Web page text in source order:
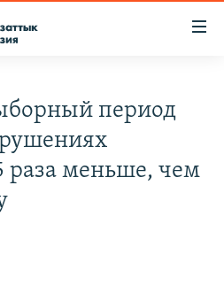
период
раза меньше, чем